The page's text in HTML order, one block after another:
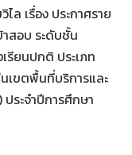
ไล เรื่อง ประกาศราย
สอบ ระดับชั้น
รียนปกติ ประเภท
เขตพื้นที่บริการและ
ระจำปีการศึกษา